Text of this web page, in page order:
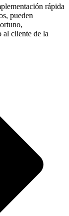
rápida
pueden
al cliente de la